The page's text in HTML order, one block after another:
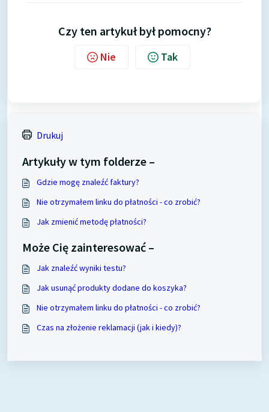
Czy ten artykuł był pomocny?
Nie Tak
Drukuj
Artykuły w tym folderze –
Gdzie mogę znaleźć faktury?
Nie otrzymałem linku do płatności - co zrobić?
Jak zmienić metodę płatności?
Może Cię zainteresować –
Jak znaleźć wyniki testu?
Jak usunąć produkty dodane do koszyka?
Nie otrzymałem linku do płatności - co zrobić?
Czas na złożenie reklamacji (jak i kiedy)?